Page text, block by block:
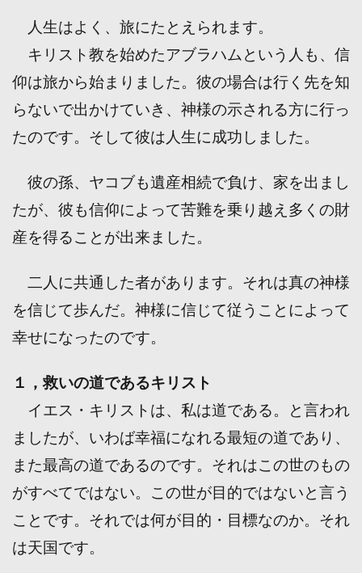
人生はよく、旅にたとえられます。
キリスト教を始めたアブラハムという人も、信
仰は旅から始まりました。彼の場合は行く先を知
らないで出かけていき、神様の示される方に行っ
たのです。そして彼は人生に成功しました。
彼の孫、ヤコブも遺産相続で負け、家を出まし
たが、彼も信仰によって苦難を乗り越え多くの財
産を得ることが出来ました。
二人に共通した者があります。それは真の神様
を信じて歩んだ。神様に信じて従うことによって
幸せになったのです。
１，救いの道であるキリスト
イエス・キリストは、私は道である。と言われ
ましたが、いわば幸福になれる最短の道であり、
また最高の道であるのです。それはこの世のもの
がすべてではない。この世が目的ではないと言う
ことです。それでは何が目的・目標なのか。それ
は天国です。